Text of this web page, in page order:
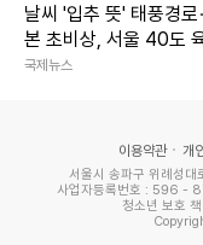
날씨 '입추 뜻' 태풍경
본 초비상, 서울 40도
국제뉴스
이용약관 개
서울시 송파구 위례성
사업자등록번호 : 596 -
청소년 보호